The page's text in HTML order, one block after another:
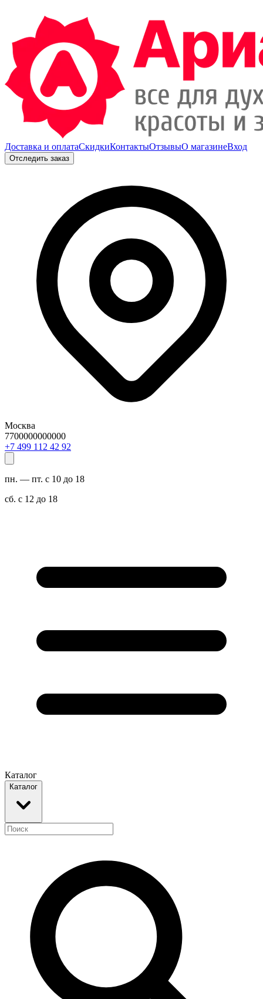
Доставка и оплатаСкидкиКонтактыОтзывыО магазинеВход
Отследить заказ
Москва
7700000000000
29 24 211 994 7+
пн. — пт. с 10 до 18
сб. с 12 до 18
Каталог
Каталог